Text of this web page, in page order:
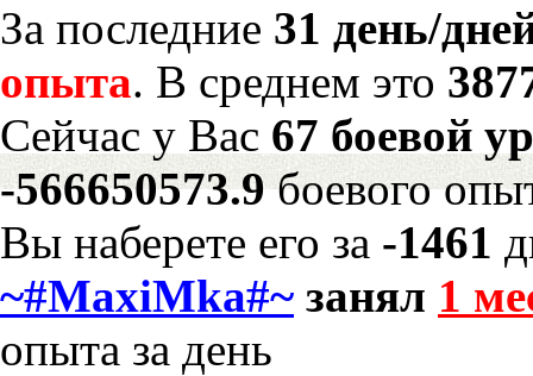
За последние 31 день/
опыта. В среднем это
Сейчас у Вас 67 боевой
-566650573.9боевого
Вы наберете его за -1461
~#MaxiMka#~ занял 1
опыта за день